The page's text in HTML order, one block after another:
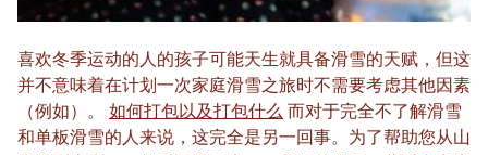
喜欢冬季运动的人的孩子可能天生就具备滑雪的天赋，但这
并不意味着在计划一次家庭滑雪之旅时不需要考虑其他因素
（例如）。 如何打包以及打包什么 而对于完全不了解滑雪
和单板滑雪的人来说，这完全是另一回事。为了帮助您从山